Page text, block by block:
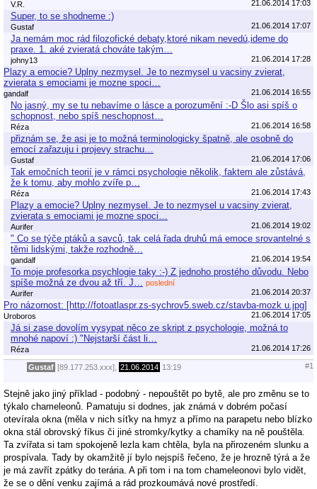
V.R. 21.06.2014 17:03
Super, to se shodneme :)
Gustaf 21.06.2014 17:07
Ja nemám moc rád filozofické debaty,ktoré nikam nevedú,ideme do
praxe. 1. aké zvieratá chováte takým…
johny13 21.06.2014 17:28
Plazy a emocie? Uplny nezmysel. Je to nezmysel u vacsiny zvierat,
zvierata s emociami je mozne spoci…
gandalf 21.06.2014 16:55
No jasný, my se tu nebavíme o lásce a porozumění :-D Šlo asi spíš o
schopnost, nebo spíš neschopnost…
Réza 21.06.2014 16:58
přiznám se, že asi je to možná terminologicky špatně, ale osobně do
emocí zařazuju i projevy strachu…
Gustaf 21.06.2014 17:06
Tak emočních teorií je v rámci psychologie několik, faktem ale zůstává,
že k tomu, aby mohlo zvíře p…
Réza 21.06.2014 17:43
Plazy a emocie? Uplny nezmysel. Je to nezmysel u vacsiny zvierat,
zvierata s emociami je mozne spoci…
Aurifer 21.06.2014 19:02
" Co se týče ptáků a savců, tak celá řada druhů má emoce srovantelné s
těmi lidskými, takže rozhodně…
gandalf 21.06.2014 19:54
To moje profesorka psychlogie taky :-) Z jednoho prostého důvodu. Nebo
spíše možná ze dvou až tří. J…
poslední
Aurifer
21.06.2014 20:37
Pro názornost: [http://fotoatlaspr.zs-sychrov5.sweb.cz/stavba-mozk u.jpg]
Uroboros 21.06.2014 17:05
Já si zase dovolím vysypat něco ze skript z psychologie, možná to
mnohé napoví :) "Nejstarší část li…
Réza 21.06.2014 17:26
Gustaf [89.177.253.xxx], 21.06.2014 13:19 #1
Stejně jako jiný příklad - podobný - nepouštět po bytě, ale pro změnu se to
týkalo chameleonů. Pamatuju si dodnes, jak známá v dobrém počasí
otevírala okna (měla v nich síťky na hmyz a přímo na parapetu nebo blízko
okna stál obrovský fíkus či jiné stromky/kytky a chamíky na ně pouštěla.
Ta zvířata si tam spokojeně lezla kam chtěla, byla na přirozeném slunku a
prospívala. Tady by okamžitě jí bylo nejspíš řečeno, že je hrozně týrá a že
je má zavřít zpátky do terária. A při tom i na tom chameleonovi bylo vidět,
že se o dění venku zajímá a rád prozkoumává nové prostředí.